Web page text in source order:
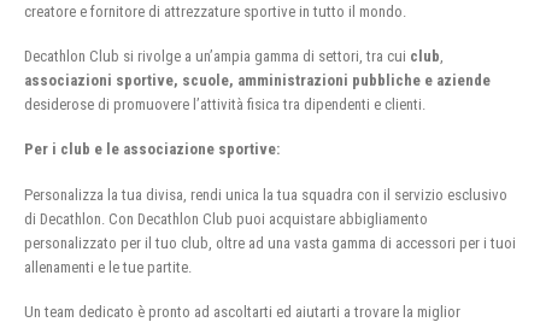
creatore e fornitore di attrezzature sportive in tutto il mondo.
Decathlon Club si rivolge a un’ampia gamma di settori, tra cui club
associazioni sportive, scuole, amministrazioni pubbliche e aziende
desiderose di promuovere l’attività fisica tra dipendenti e clienti.
Per i club e le associazione sportive:
Personalizza la tua divisa, rendi unica la tua squadra con il servizio esclusivo
di Decathlon. Con Decathlon Club puoi acquistare abbigliamento
personalizzato per il tuo club, oltre ad una vasta gamma di accessori per i tuoi
allenamenti e le tue partite.
Un team dedicato è pronto ad ascoltarti ed aiutarti a trovare la miglior